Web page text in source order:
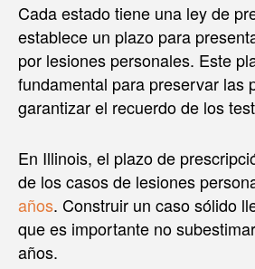
Cada estado tiene una ley de
establece un plazo para
por lesiones personales. Este
fundamental para preservar las
garantizar el recuerdo de los
En Illinois, el plazo de
de los casos de lesiones
años. Construir un caso sólido
que es importante no
años.